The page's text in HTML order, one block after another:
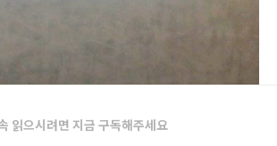
읽으시려면 지금 구독해주세요